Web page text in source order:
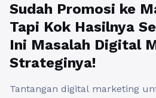
Sudah Promosi ke
Tapi Kok Hasilnya
Ini Masalah Digital
Strateginya!
Tantangan digital marketing